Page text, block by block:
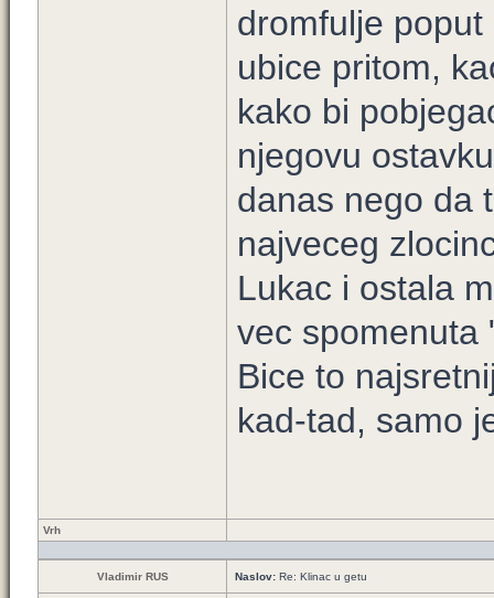
dromfulje
ubice pritom,
kako bi
njegovu
danas nego da
najveceg
Lukac i ostala
vec spomenuta
Bice to
kad-tad, samo
Vrh
Vladimir RUS Naslov: Re: Klinac u getu